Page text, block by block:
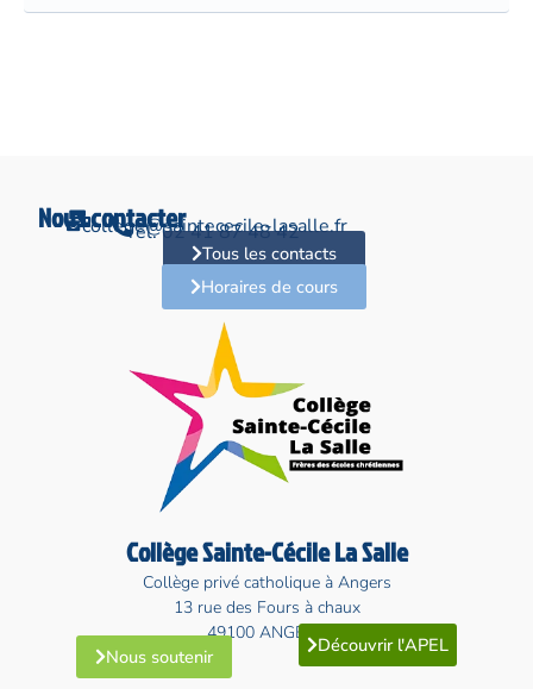
Collège Sainte-Cécile La Salle
Collège privé catholique à Angers
13 rue des Fours à chaux
49100 ANGERS
Nous soutenir Découvrir l'APEL
Nous contacter
college@saintececile-lasalle.fr
Tél. 02 41 87 48 42
Tous les contacts
Horaires de cours